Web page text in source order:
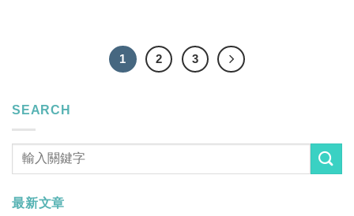
1 2 3
SEARCH
最新文章